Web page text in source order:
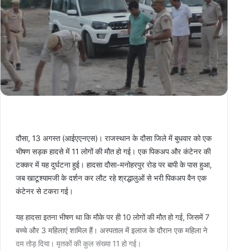
दौसा, 13 अगस्त (आईएएनएस)। राजस्थान के दौसा जिले में बुधवार को एक
भीषण सड़क हादसे में 11 लोगों की मौत हो गई। एक पिकअप और कंटेनर की
टक्कर में यह दुर्घटना हुई। हादसा दौसा-मनोहरपुर रोड पर बापी के पास हुआ,
जब खाटूश्यामजी के दर्शन कर लौट रहे श्रद्धालुओं से भरी पिकअप वैन एक
कंटेनर से टकरा गई।
यह हादसा इतना भीषण था कि मौके पर ही 10 लोगों की मौत हो गई, जिसमें 7
बच्चे और 3 महिलाएं शामिल हैं। अस्पताल में इलाज के दौरान एक महिला ने
दम तोड़ दिया। मृतकों की कुल संख्या 11 हो गई।